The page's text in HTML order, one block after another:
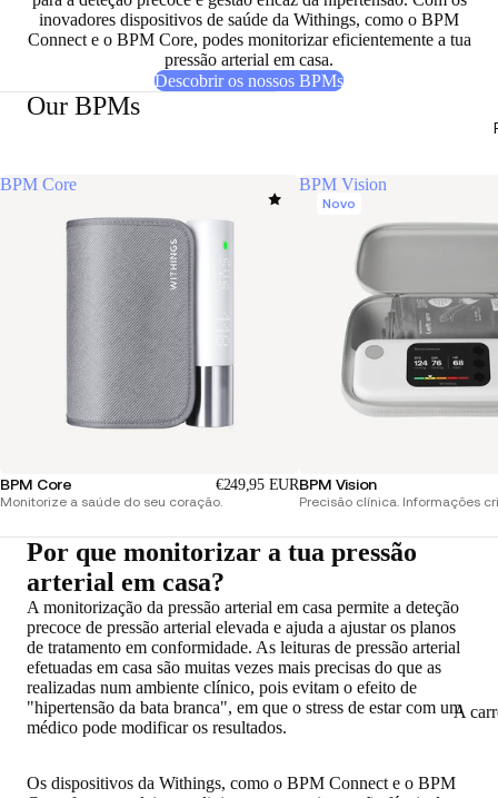
A
inovadores dispositivos de saúde da Withings, como o BPM
Connect e o BPM Core, podes monitorizar eficientemente a tua
pressão arterial em casa.
Descobrir os nossos BPMs
Our BPMs
BPM Core
BPM Core €249,95 EUR
Monitorize a saúde do seu coração.
BPM Vision
Novo
BPM Vision
Precisão clínica. Informações
Por que monitorizar a tua pressão
arterial em casa?
A monitorização da pressão arterial em casa permite a deteção
precoce de pressão arterial elevada e ajuda a ajustar os planos
de tratamento em conformidade. As leituras de pressão arterial
efetuadas em casa são muitas vezes mais precisas do que as
realizadas num ambiente clínico, pois evitam o efeito de
"hipertensão da bata branca", em que o stress de estar com um
médico pode modificar os resultados.
Os dispositivos da Withings, como o BPM Connect e o BPM